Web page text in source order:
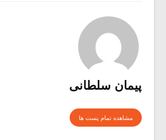
پیمان سلطانی
مشاهده تمام پست ها